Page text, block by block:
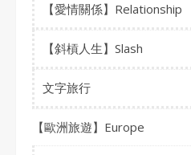
【愛情關係】Relationship
【斜槓人生】Slash
文字旅行
【歐洲旅遊】Europe